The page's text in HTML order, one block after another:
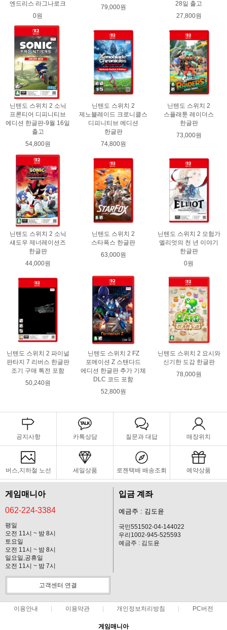
엔드리스 라그나로크
0원
79,000원
28일 출고
27,800원
닌텐도 스위치 2 소닉
프론티어 디피니티브
에디션 한글판-9월 16일
출고
54,800원
닌텐도 스위치 2
제노블레이드 크로니클스
디피니티브 에디션
한글판
74,800원
닌텐도 스위치 2
스플래툰 레이더스
한글판
73,000원
닌텐도 스위치 2 소닉
섀도우 제너레이션즈
한글판
44,000원
닌텐도 스위치 2
스타폭스 한글판
63,000원
닌텐도 스위치 2 모험가
엘리엇의 천 년 이야기
한글판
0원
닌텐도 스위치 2 파이널
판타지 7 리버스 한글판
조기 구매 특전 포함
50,240원
닌텐도 스위치 2 FZ
포메이션 Z 스탠다드
에디션 한글판 추가 기체
DLC 코드 포함
52,800원
닌텐도 스위치 2 요시와
신기한 도감 한글판
78,000원
공지사항 카톡상담 질문과 대답 매장위치
버스,지하철 노선 세일상품 로젠택배 배송조회 예약상품
게임매니아
062-224-3384
평일
오전 11시 ~ 밤 8시
토요일
오전 11시 ~ 밤 8시
일요일,공휴일
오전 11시 ~ 밤 7시
입금 계좌
예금주 : 김도윤
국민551502-04-144022
우리1002-945-525593
예금주 : 김도윤
고객센터 연결
이용안내 이용약관 개인정보처리방침 PC버전
게임매니아